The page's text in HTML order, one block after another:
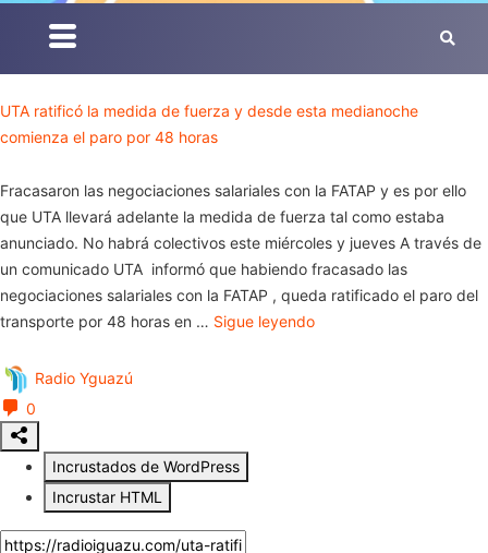
UTA ratificó la medida de fuerza y desde esta medianoche
comienza el paro por 48 horas
Fracasaron las negociaciones salariales con la FATAP y es por ello
que UTA llevará adelante la medida de fuerza tal como estaba
anunciado. No habrá colectivos este miércoles y jueves A través de
un comunicado UTA informó que habiendo fracasado las
negociaciones salariales con la FATAP , queda ratificado el paro del
transporte por 48 horas en … Sigue leyendo
Radio Yguazú
0
Incrustados de WordPress
Incrustar HTML